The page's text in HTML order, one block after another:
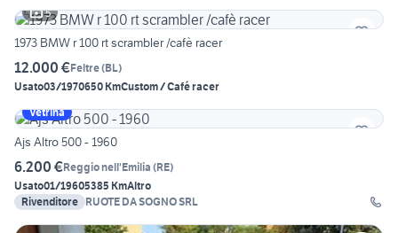
5
1973 BMW r 100 rt scrambler /cafè racer
12.000 €Feltre(BL)
Usato03/1970650 KmCustom / Café racer
Vetrina
Ajs Altro 500 - 1960
6.200 €Reggio nell'Emilia (RE)
Usato01/19605385 KmAltro
Rivenditore RUOTE DA SOGNO SRL